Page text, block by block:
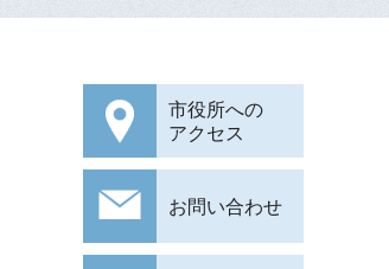
市役所への
アクセス
お問い合わせ